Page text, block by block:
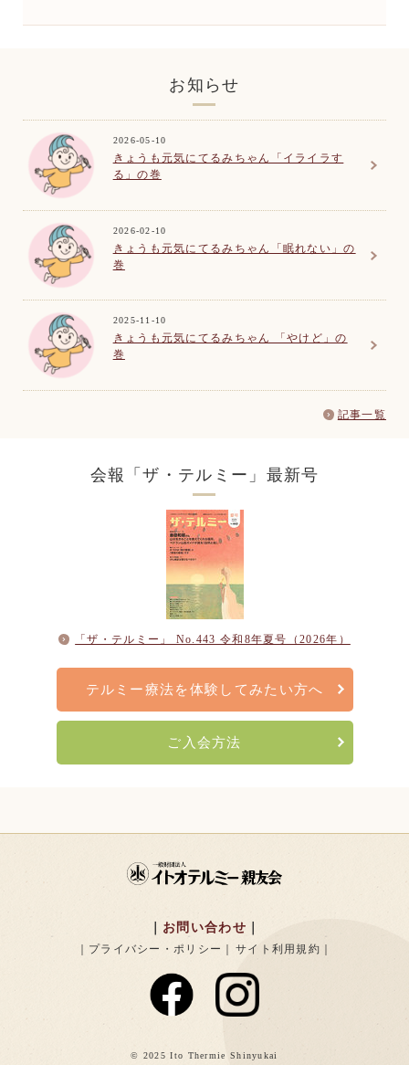
お知らせ
2026-05-10
きょうも元気にてるみちゃん「イライラす
る」の巻
2026-02-10
きょうも元気にてるみちゃん「眠れない」の
巻
2025-11-10
きょうも元気にてるみちゃん 「やけど」の
巻
記事一覧
会報「ザ・テルミー」 最新号
「ザ・テルミー」 No.443 令和8年夏号（2026年）
テルミー療法を体験してみたい方へ
ご入会方法
お問い合わせ
プライバシー・ポリシー サイト利用規約
© 2025 Ito Thermie Shinyukai